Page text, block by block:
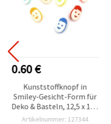
0.60 €
Kunststoffknopf in
Smiley-Gesicht-Form für
Deko & Basteln, 12,5 x 19 x
4 mm, Loch: 3 mm,
Artikelnummer: 127344